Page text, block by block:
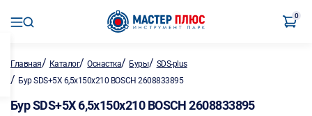
0
Главная/ Каталог/Оснастка/ Буры/ SDS-plus
/ Бур SDS+5X 6,5х150х210 BOSCH 2608833895
Бур SDS+5X 6,5х150х210 BOSCH 2608833895